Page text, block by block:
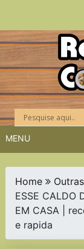
Skip
to
content
MENU
Home
ESSE CALDO
EM CASA |
e rapida